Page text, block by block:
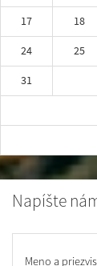
17
18
24
25
31
Napíšte
Meno a